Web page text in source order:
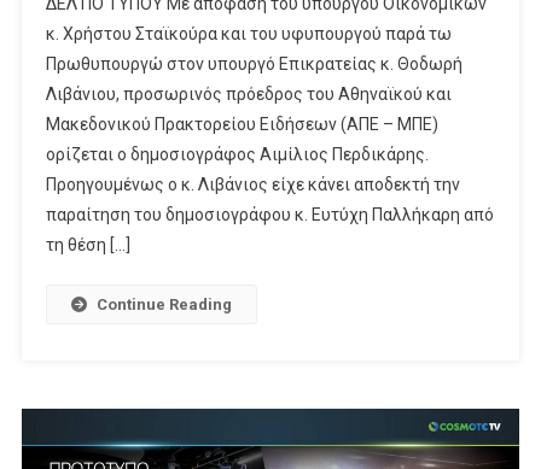
Αιμίλιος
Περδικάρης
Στο
ΑΠΕ
κ. Χρήστου Σταϊκούρα και του υφυπουργού παρά τω
Πρωθυπουργώ στον υπουργό Επικρατείας κ. Θοδωρή
Λιβάνιου, προσωρινός πρόεδρος του Αθηναϊκού και
Μακεδονικού Πρακτορείου Ειδήσεων (ΑΠΕ – ΜΠΕ)
ορίζεται ο δημοσιογράφος Αιμίλιος Περδικάρης.
Προηγουμένως ο κ. Λιβάνιος είχε κάνει αποδεκτή την
παραίτηση του δημοσιογράφου κ. Ευτύχη Παλλήκαρη από
τη θέση […]
Continue Reading